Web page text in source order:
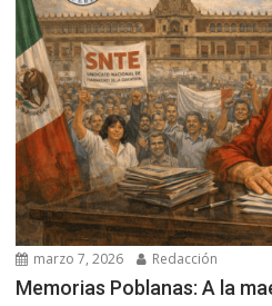
marzo 7, 2026 Redacción
Memorias Poblanas: A la